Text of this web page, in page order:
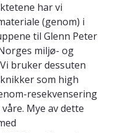
har vi
(genom) i
til Glenn Peter
miljø- og
bruker dessuten
som high
resekvensering
Mye av dette